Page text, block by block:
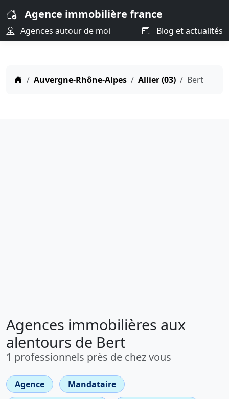
Agence immobilière france
Agences autour de moi Blog et actualités
Auvergne-Rhône-Alpes Allier (03) Bert
Agences immobilières aux
alentours de Bert
1 professionnels près de chez vous
Agence
Mandataire